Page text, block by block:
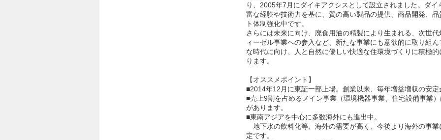
り、2005年7月にダイキアクシスとして設立されました。ダイ
富な経験や技術力を基に、質の高い製品の提供、商品開発、
ト体制強化中です。
さらには未来に向け、廃食用油の精製により生まれる、次世
ィーゼル事業への参入など、新たな事業にも意欲的に取り組
な時代に向け、人と自然に優しい快適な住環境づくりに積極
ります。
【オススメポイント】
■2014年12月に東証一部上場。創業以来、毎年増益増収の安定
■売上9割を占めるメイン事業（環境機器事業、住宅設備事業
があります。
■東南アジアを中心に多数海外にも進出中。
地下水の飲料化等、海外の需要が高く、今後より海外の事業
定です。